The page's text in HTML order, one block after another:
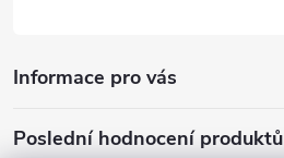
Informace pro vás
Poslední hodnocení produktů